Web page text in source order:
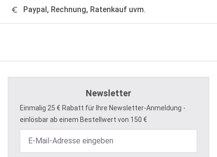
Paypal, Rechnung, Ratenkauf uvm.
Newsletter
Einmalig 25 € Rabatt für Ihre Newsletter-Anmeldung -
einlösbar ab einem Bestellwert von 150 €